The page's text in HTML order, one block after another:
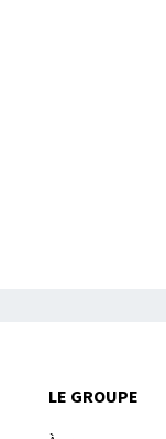
LE GROUPE